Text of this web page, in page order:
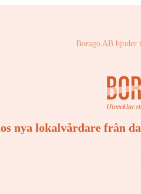
Borago AB bjuder
nya lokalvårdare från